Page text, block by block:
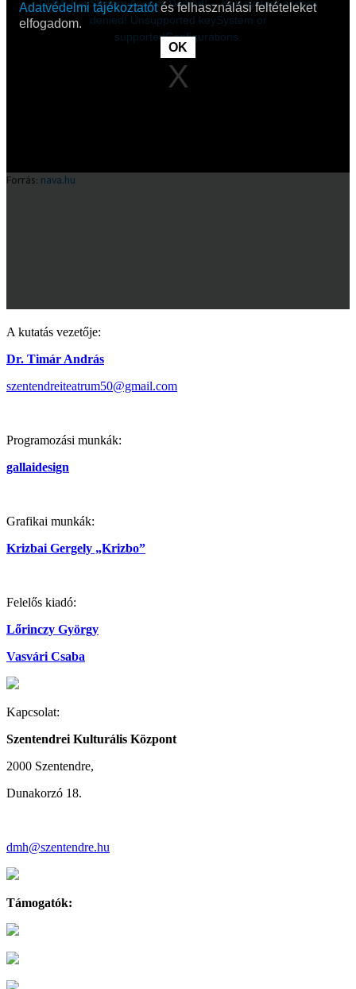
A kutatás vezetője:
Dr. Timár András
szentendreiteatrum50@gmail.com
Programozási munkák:
gallaidesign
Grafikai munkák:
Krizbai Gergely „Krizbo”
Felelős kiadó:
Lőrinczy György
Vasvári Csaba
Kapcsolat:
Szentendrei Kulturális Központ
2000 Szentendre,
Dunakorzó 18.
dmh@szentendre.hu
Támogatók: